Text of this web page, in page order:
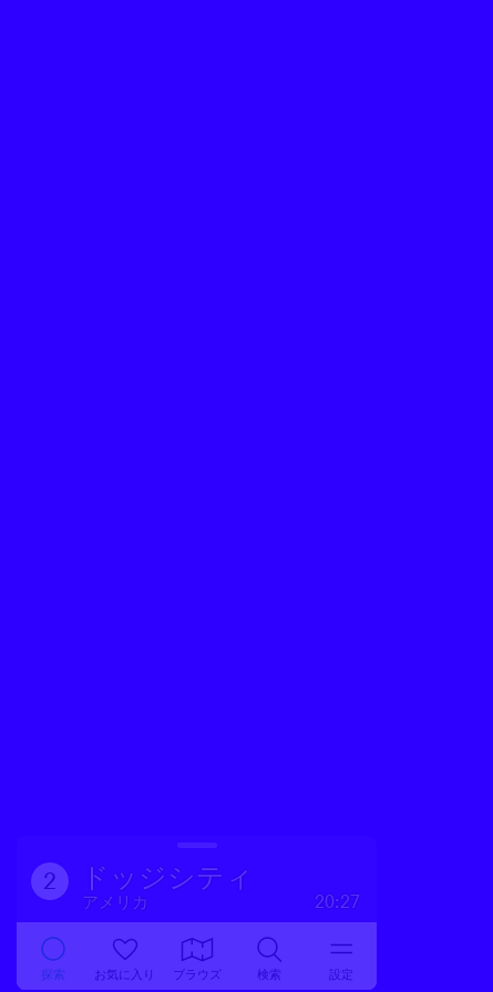
2 ドッジシティ
アメリカ 20:27
探索 お気に入り ブラウズ 検索 設定